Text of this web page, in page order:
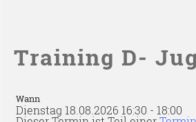
Training D-
Wann
Dienstag 18.08.2026 16:30 - 18:00